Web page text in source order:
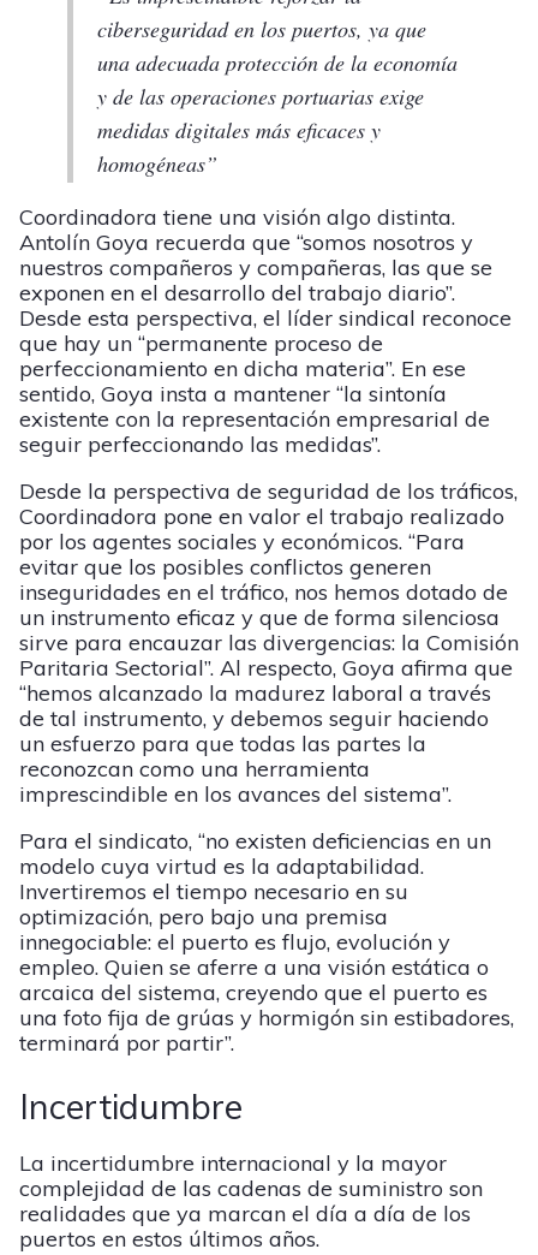
ciberseguridad en los puertos, ya que
una adecuada protección de la economía
y de las operaciones portuarias exige
medidas digitales más eficaces y
homogéneas”
Coordinadora tiene una visión algo distinta.
Antolín Goya recuerda que “somos nosotros y
nuestros compañeros y compañeras, las que se
exponen en el desarrollo del trabajo diario”.
Desde esta perspectiva, el líder sindical reconoce
que hay un “permanente proceso de
perfeccionamiento en dicha materia”. En ese
sentido, Goya insta a mantener “la sintonía
existente con la representación empresarial de
seguir perfeccionando las medidas”.
Desde la perspectiva de seguridad de los tráficos,
Coordinadora pone en valor el trabajo realizado
por los agentes sociales y económicos. “Para
evitar que los posibles conflictos generen
inseguridades en el tráfico, nos hemos dotado de
un instrumento eficaz y que de forma silenciosa
sirve para encauzar las divergencias: la Comisión
Paritaria Sectorial”. Al respecto, Goya afirma que
“hemos alcanzado la madurez laboral a través
de tal instrumento, y debemos seguir haciendo
un esfuerzo para que todas las partes la
reconozcan como una herramienta
imprescindible en los avances del sistema”.
Para el sindicato, “no existen deficiencias en un
modelo cuya virtud es la adaptabilidad.
Invertiremos el tiempo necesario en su
optimización, pero bajo una premisa
innegociable: el puerto es flujo, evolución y
empleo. Quien se aferre a una visión estática o
arcaica del sistema, creyendo que el puerto es
una foto fija de grúas y hormigón sin estibadores,
terminará por partir”.
Incertidumbre
La incertidumbre internacional y la mayor
complejidad de las cadenas de suministro son
realidades que ya marcan el día a día de los
puertos en estos últimos años.